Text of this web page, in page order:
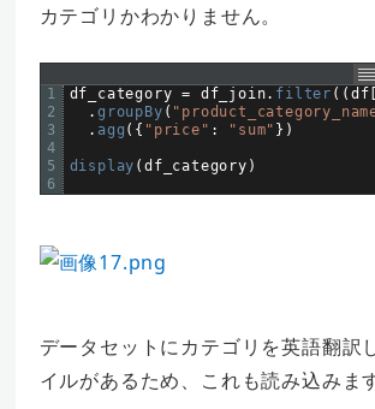
カテゴリかわかりません。
1
2
3
4
5
6
df_category = df_join. filter ( ( df [
.groupBy (
. agg ( { "price" : "sum" } )
display (df_category )
データセットにカテゴリを英語翻訳
イルがあるため、これも読み込みます